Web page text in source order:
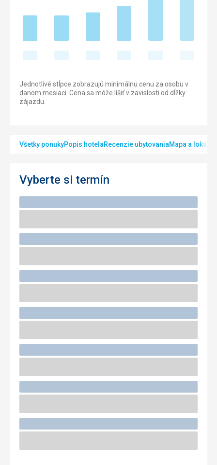
Jednotlivé stĺpce zobrazujú minimálnu cenu za osobu v
danom mesiaci. Cena sa môže líšiť v zavislosti od dĺžky
zájazdu.
Všetky ponukyPopis hotelaRecenzie ubytovaniaMapa a lokalita
Vyberte si termín